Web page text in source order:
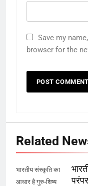
Save my
browser for the
Related
भारतीय संस्कृति का
आधार है गुरु-शिष्य